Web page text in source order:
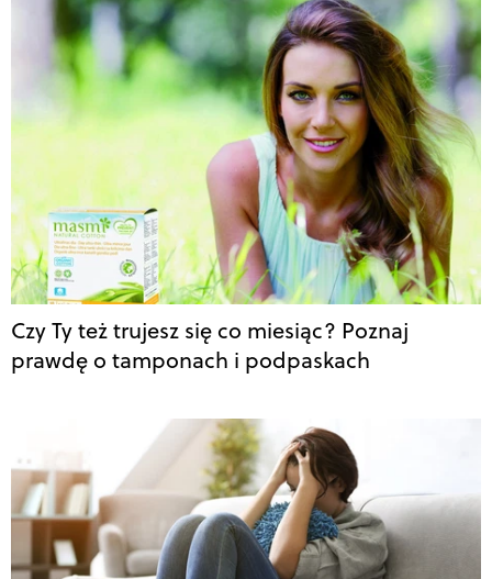
Czy Ty też trujesz się co miesiąc? Poznaj
prawdę o tamponach i podpaskach